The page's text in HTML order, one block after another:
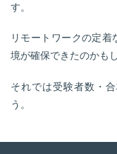
す。
リモートワークの定
境が確保できたのかも
それでは受験者数・
う。